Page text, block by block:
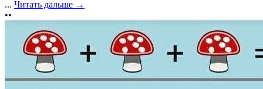
... Читать дальше →
••